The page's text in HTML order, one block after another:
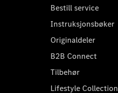
Bestill service
Instruksjonsbøker
Originaldeler
B2B Connect
Tilbehør
Lifestyle Collection